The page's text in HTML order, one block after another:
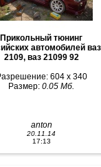
Прикольный тюнинг
автомобилей ваз
2109, ваз 21099 92
604 x 340
Размер: 0.05 Мб.
anton
20.11.14
17:13